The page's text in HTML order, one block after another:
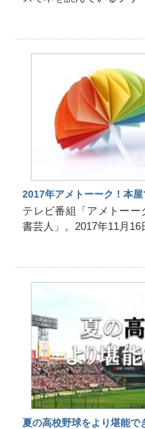
2017年アメトーーク！本
テレビ番組「アメトー
書芸人」。2017年11月
夏の高校野球をより堪能で